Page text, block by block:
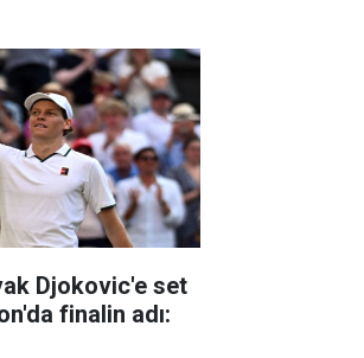
Djokovic'e set
finalin adı: